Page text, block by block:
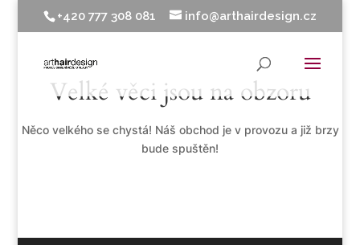
+420 777 308 081 info@arthairdesign.cz
Velké věci jsou na obzoru
Něco velkého se chystá! Náš obchod je v provozu a již brzy
bude spuštěn!